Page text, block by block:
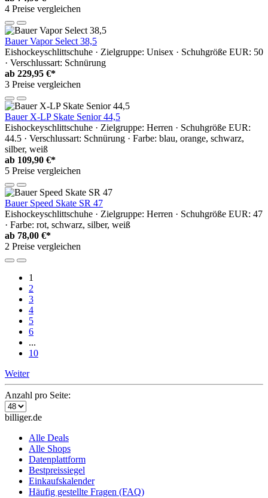
4 Preise vergleichen
Bauer Vapor Select 38,5
Eishockeyschlittschuhe · Zielgruppe: Unisex · Schuhgröße EUR: 50
· Verschlussart: Schnürung
ab 229,95 €*
3 Preise vergleichen
Bauer X-LP Skate Senior 44,5
Eishockeyschlittschuhe · Zielgruppe: Herren · Schuhgröße EUR:
44.5 · Verschlussart: Schnürung · Farbe: blau, orange, schwarz,
silber, weiß
ab 109,90 €*
5 Preise vergleichen
Bauer Speed Skate SR 47
Eishockeyschlittschuhe · Zielgruppe: Herren · Schuhgröße EUR: 47
· Farbe: rot, schwarz, silber, weiß
ab 78,00 €*
2 Preise vergleichen
1
2
3
4
5
6
...
10
Weiter
Anzahl pro Seite:
billiger.de
Alle Deals
Alle Shops
Datenplattform
Bestpreissiegel
Einkaufskalender
Häufig gestellte Fragen (FAQ)